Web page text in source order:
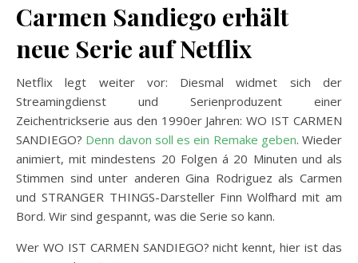
Carmen Sandiego erhält
neue Serie auf Netflix
Netflix legt weiter vor: Diesmal widmet sich der
Streamingdienst und Serienproduzent einer
Zeichentrickserie aus den 1990er Jahren: WO IST CARMEN
SANDIEGO? Denn davon soll es ein Remake geben. Wieder
animiert, mit mindestens 20 Folgen á 20 Minuten und als
Stimmen sind unter anderen Gina Rodriguez als Carmen
und STRANGER THINGS-Darsteller Finn Wolfhard mit am
Bord. Wir sind gespannt, was die Serie so kann.
Wer WO IST CARMEN SANDIEGO? nicht kennt, hier ist das